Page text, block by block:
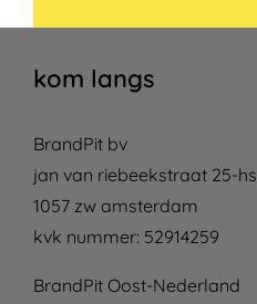
kom langs
BrandPit bv
jan van riebeekstraat 25-hs
1057 zw amsterdam
kvk nummer: 52914259
BrandPit Oost-Nederland